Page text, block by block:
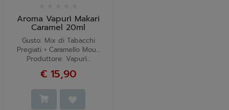
Aroma Vapurì Makari
Caramel 20ml
Gusto: Mix di Tabacchi
Pregiati + Caramello Mou....
Produttore: Vapurì...
€ 15,90